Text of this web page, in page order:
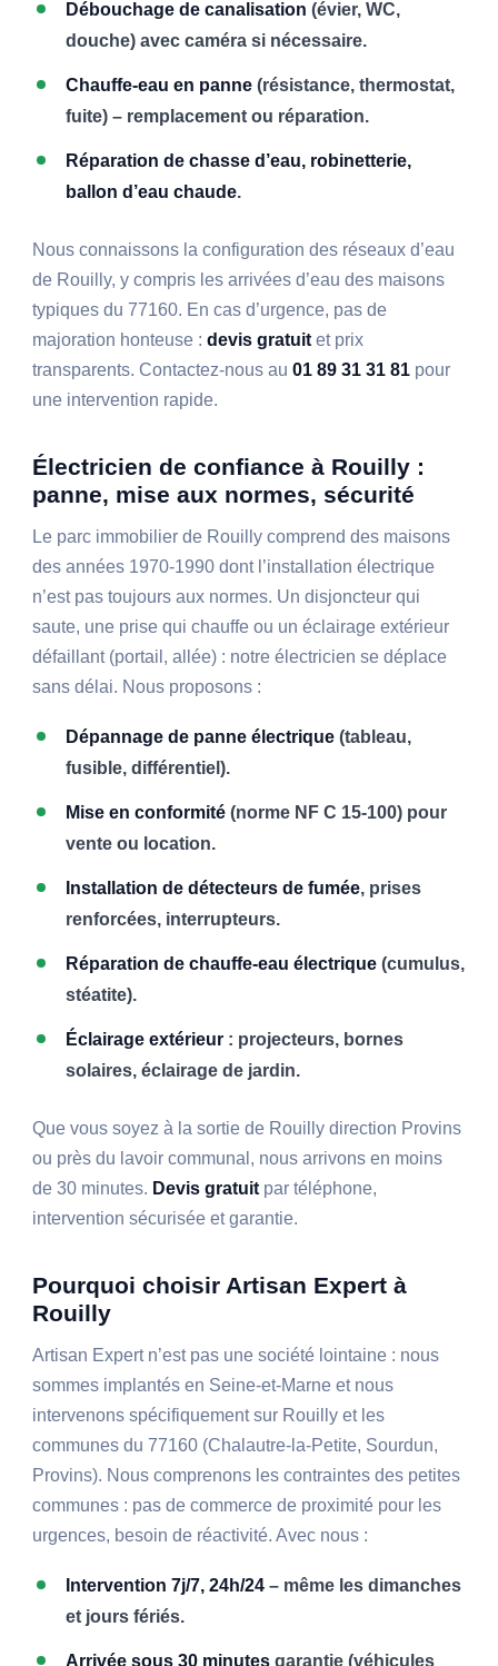
Débouchage de canalisation (évier, WC,
douche) avec caméra si nécessaire.
Chauffe-eau en panne (résistance, thermostat,
fuite) – remplacement ou réparation.
Réparation de chasse d’eau, robinetterie,
ballon d’eau chaude.
Nous connaissons la configuration des réseaux d’eau
de Rouilly, y compris les arrivées d’eau des maisons
typiques du 77160. En cas d’urgence, pas de
majoration honteuse :devis gratuitet prix
transparents. Contactez-nous au01 89 31 31 81 pour
une intervention rapide.
Électricien de confiance à Rouilly :
panne, mise aux normes, sécurité
Le parc immobilier de Rouilly comprend des maisons
des années 1970-1990 dont l’installation électrique
n’est pas toujours aux normes. Un disjoncteur qui
saute, une prise qui chauffe ou un éclairage extérieur
défaillant (portail, allée) : notre électricien se déplace
sans délai. Nous proposons :
Dépannage de panne électrique (tableau,
fusible, différentiel).
Mise en conformité (norme NF C 15-100) pour
vente ou location.
Installation de détecteurs de fumée, prises
renforcées, interrupteurs.
Réparation de chauffe-eau électrique (cumulus,
stéatite).
Éclairage extérieur : projecteurs, bornes
solaires, éclairage de jardin.
Que vous soyez à la sortie de Rouilly direction Provins
ou près du lavoir communal, nous arrivons en moins
de 30 minutes. Devis gratuitpar téléphone,
intervention sécurisée et garantie.
Pourquoi choisir Artisan Expert à
Rouilly
Artisan Expert n’est pas une société lointaine : nous
sommes implantés en Seine-et-Marne et nous
intervenons spécifiquement sur Rouilly et les
communes du 77160 (Chalautre-la-Petite, Sourdun,
Provins). Nous comprenons les contraintes des petites
communes : pas de commerce de proximité pour les
urgences, besoin de réactivité. Avec nous :
Intervention 7j/7, 24h/24 – même les dimanches
et jours fériés.
Arrivée sous 30 minutes garantie (véhicules